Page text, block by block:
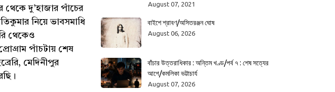
দু’হাজার পাঁচের
নিয়ে ভাবসমাধি
থেকেও
পাঁচটায় শেষ
মেদিনীপুর
August 07, 2021
বাইশে শ্রাবণ/অসিতরঞ্জন ঘোষ
August 06, 2026
বাঁচার উত্তরাধিকার : অন্তিম খণ্ড/পর্ব ৭ : শেষ সত্যের
আগে/কমলিকা ভট্টাচার্য
August 07, 2026